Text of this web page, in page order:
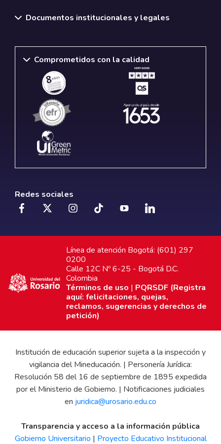
Documentos institucionales y legales
Comprometidos con la calidad
Redes sociales
Línea de atención Bogotá: (601) 297
0200
Calle 12C Nº 6-25 - Bogotá D.C.
Colombia
Términos de uso | PQRSDF (Registra
aquí: felicitaciones, quejas,
reclamos, sugerencias y derechos de
petición)
Institución de educación superior sujeta a la inspección y
vigilancia del Mineducación. | Personería Jurídica:
Resolución 58 del 16 de septiembre de 1895 expedida
por el Ministerio de Gobierno. | Notificaciones judiciales
en juridica@urosario.edu.co
Transparencia y acceso a la información pública
Gobierno Universitario | Proyecto Educativo Institucional